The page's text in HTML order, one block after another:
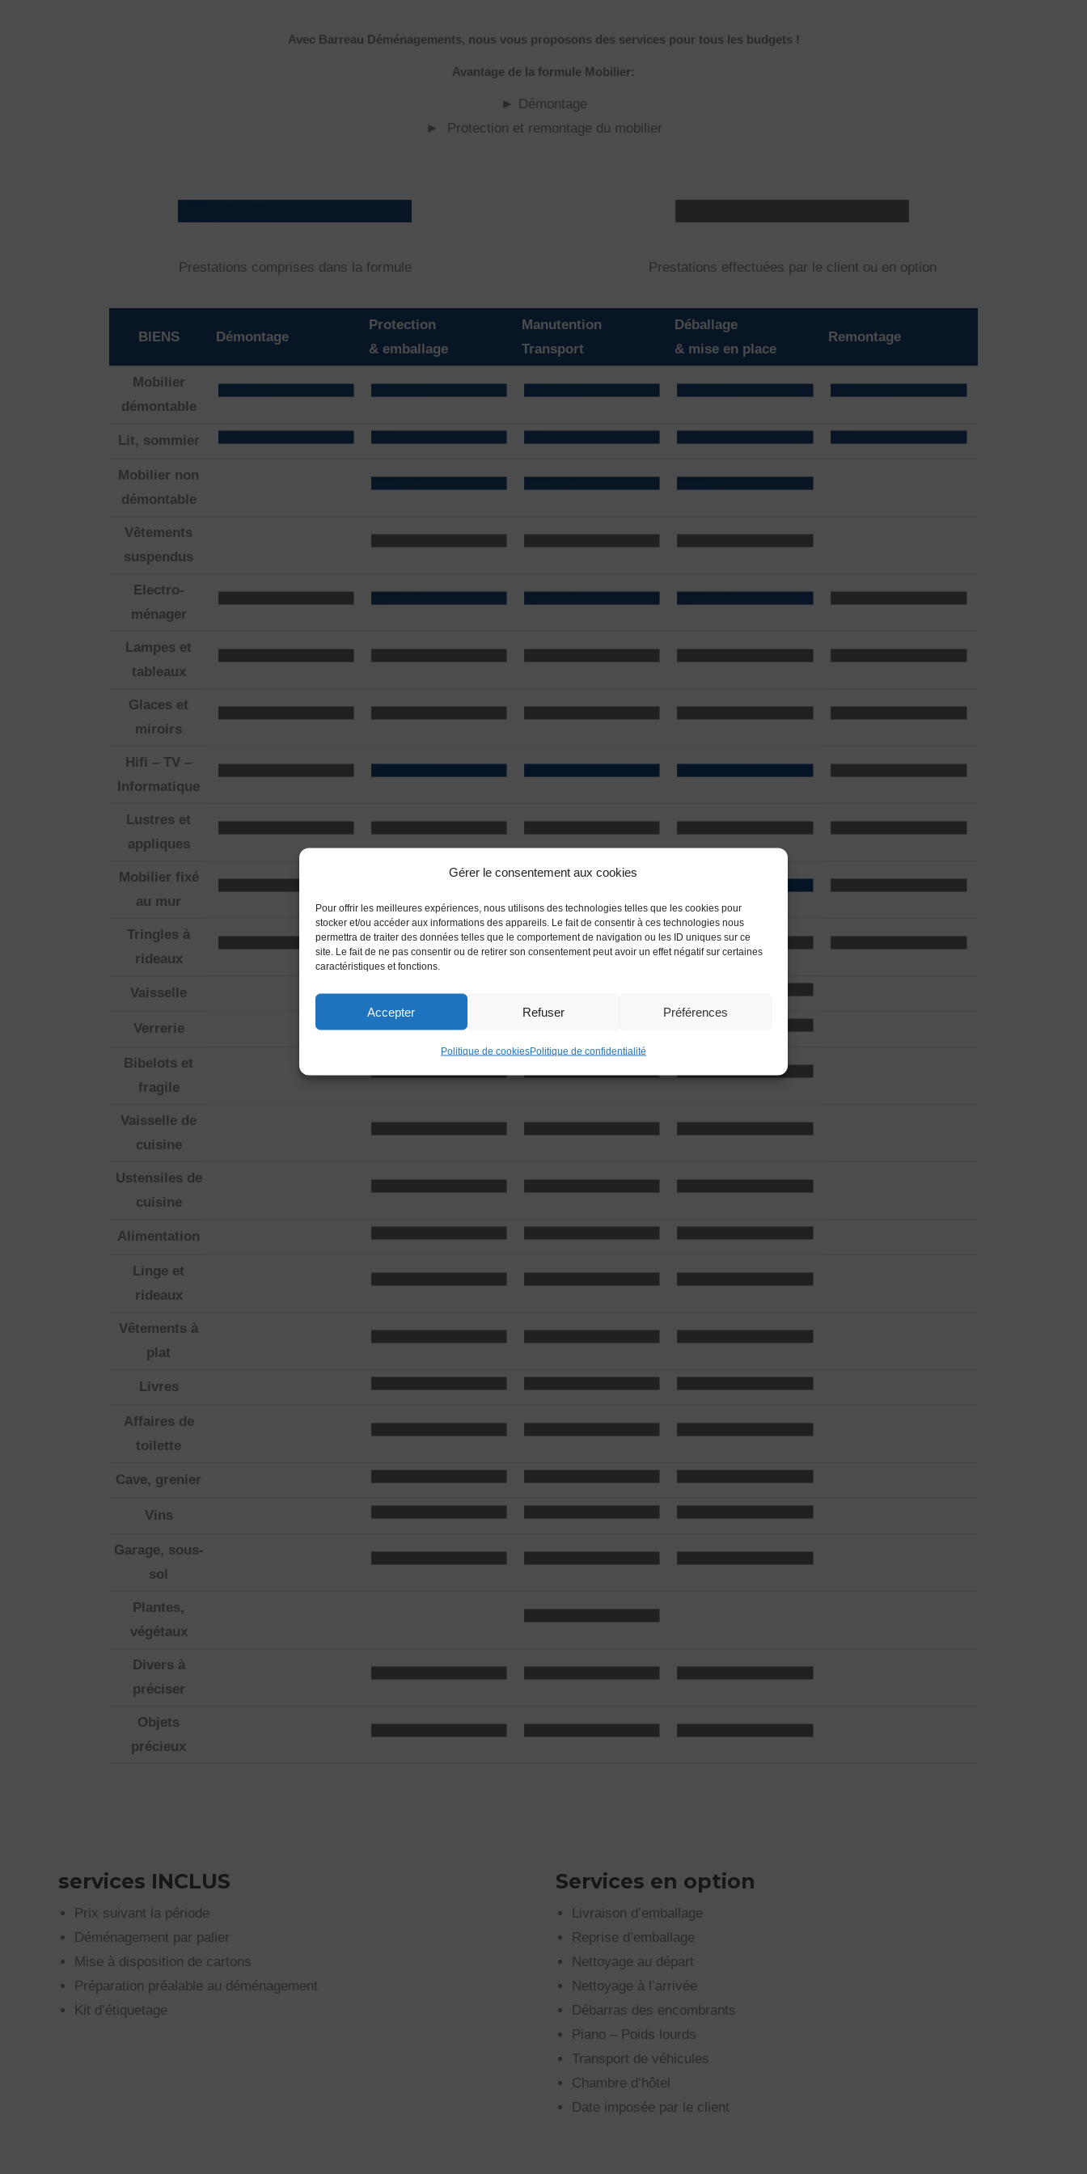
Gérer le consentement aux cookies
Pour offrir les meilleures expériences, nous utilisons des technologies telles que les cookies pour
stocker et/ou accéder aux informations des appareils. Le fait de consentir à ces technologies nous
permettra de traiter des données telles que le comportement de navigation ou les ID uniques sur ce
site. Le fait de ne pas consentir ou de retirer son consentement peut avoir un effet négatif sur certaines
caractéristiques et fonctions.
Accepter Refuser Préférences
Politique de cookiesPolitique de confidentialité
Avec Barreau Déménagements, nous vous proposons des services pour tous les budgets !
Avantage de la formule Mobilier:
► Démontage
► Protection et remontage du mobilier
Prestations comprises dans la formule Prestations effectuées par le client ou en option
BIENS Démontage
Protection
& emballage
Manutention
Transport
Déballage
& mise en place
Remontage
Mobilier
démontable
Lit, sommier
Mobilier non
démontable
Vêtements
suspendus
Electro-
ménager
Lampes et
tableaux
Glaces et
miroirs
Hifi – TV –
Informatique
Lustres et
appliques
Mobilier fixé
au mur
Tringles à
rideaux
Vaisselle
Verrerie
Bibelots et
fragile
Vaisselle de
cuisine
Ustensiles de
cuisine
Alimentation
Linge et
rideaux
Vêtements à
plat
Livres
Affaires de
toilette
Cave, grenier
Vins
Garage, sous-
sol
Plantes,
végétaux
Divers à
préciser
Objets
précieux
services INCLUS
Prix suivant la période
Déménagement par palier
Mise à disposition de cartons
Préparation préalable au déménagement
Kit d’étiquetage
Services en option
Livraison d’emballage
Reprise d’emballage
Nettoyage au départ
Nettoyage à l’arrivée
Débarras des encombrants
Piano – Poids lourds
Transport de véhicules
Chambre d’hôtel
Date imposée par le client